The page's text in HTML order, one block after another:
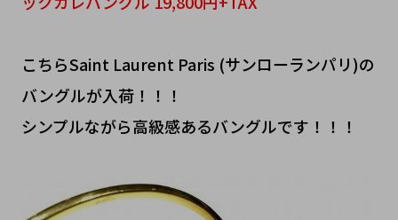
こちらSaint Laurent Paris (サンローランパリ)の
バングルが入荷！！！
シンプルながら高級感あるバングルです！！！